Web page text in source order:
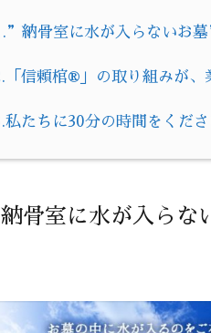
納骨室に水が入らないお
「信頼棺®」の取り組みが、
私たちに30分の時間をくださ
骨室に水が入らな